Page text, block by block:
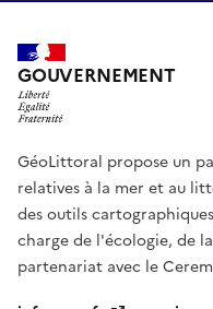
GOUVERNEMENT
GéoLittoral propose un
relatives à la mer et au
des outils
charge de l'écologie, de
partenariat avec le